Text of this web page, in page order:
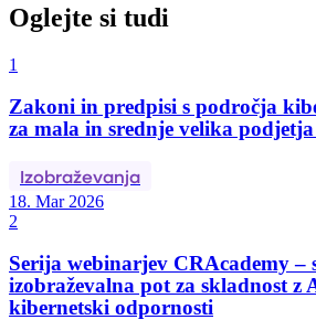
Oglejte si tudi
1
Zakoni in predpisi s področja
za mala in srednje velika
Izobraževanja
18. Mar 2026
2
Serija webinarjev CRAcademy
izobraževalna pot za skladnost z
kibernetski odpornosti